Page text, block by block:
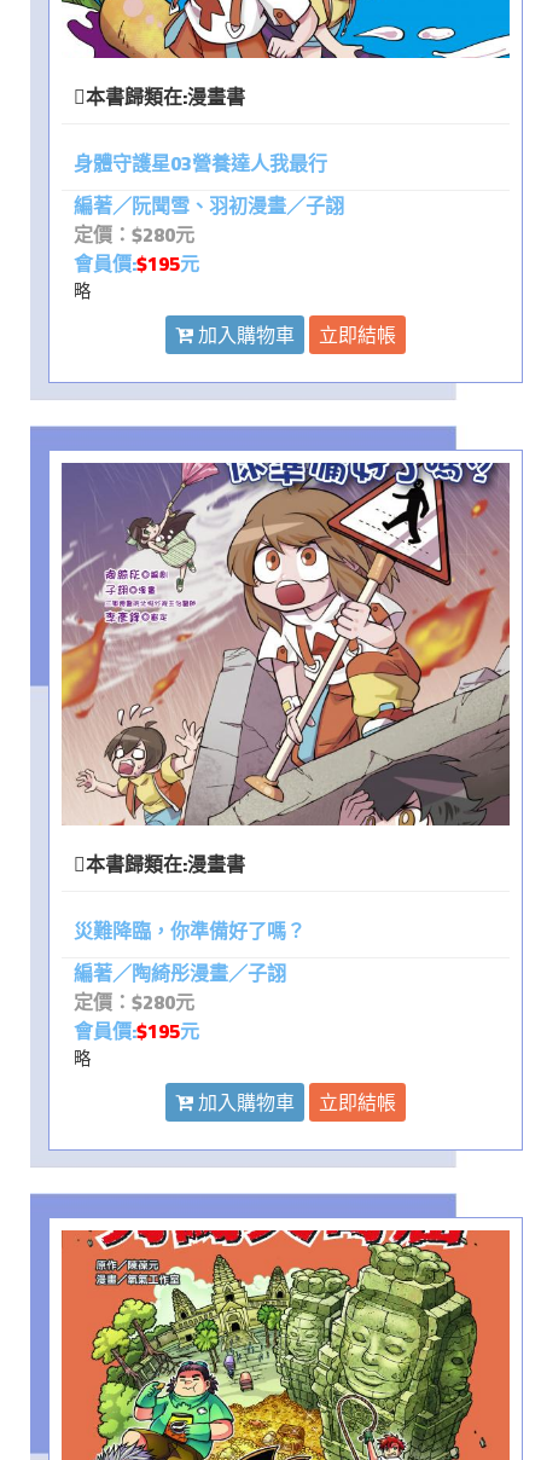
本書歸類在:漫畫書
身體守護星03營養達人我最行
編著／阮聞雪、羽初漫畫／子詡
定價：$280元
會員價:$195元
略
加入購物車 立即結帳
本書歸類在:漫畫書
災難降臨，你準備好了嗎？
編著／陶綺彤漫畫／子詡
定價：$280元
會員價:$195元
略
加入購物車 立即結帳